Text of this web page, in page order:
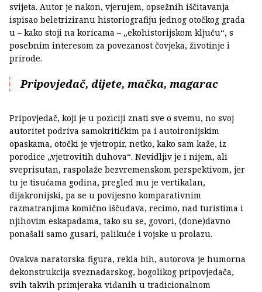
svijeta. Autor je nakon, vjerujem, opsežnih iščitavanja
ispisao beletriziranu historiografiju jednog otočkog grada
u – kako stoji na koricama – „ekohistorijskom ključu“, s
posebnim interesom za povezanost čovjeka, životinje i
prirode.
Pripovjedač, dijete, mačka, magarac
Pripovjedač, koji je u poziciji znati sve o svemu, no svoj
autoritet podriva samokritičkim pa i autoironijskim
opaskama, otočki je vjetropir, netko, kako sam kaže, iz
porodice „vjetrovitih duhova“. Nevidljiv je i nijem, ali
sveprisutan, raspolaže bezvremenskom perspektivom, jer
tu je tisućama godina, pregled mu je vertikalan,
dijakronijski, pa se u povijesno komparativnim
razmatranjima komično iščuđava, recimo, nad turistima i
njihovim eskapadama, tako su se, govori, (done)davno
ponašali samo gusari, palikuće i vojske u prolazu.
Ovakva naratorska figura, rekla bih, autorova je humorna
dekonstrukcija sveznadarskog, bogolikog pripovjedača,
svih takvih primjeraka viđanih u tradicionalnom